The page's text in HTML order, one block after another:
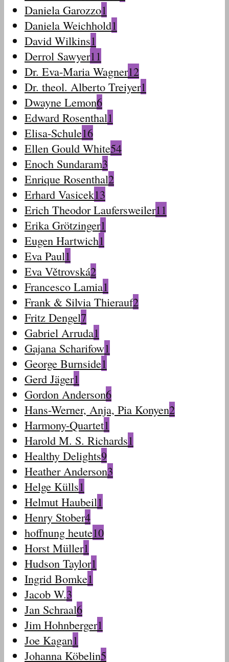
Daniela Garozzo1
Daniela Weichhold1
David Wilkins1
Derrol Sawyer11
Dr. Eva-Maria Wagner12
Dr. theol. Alberto Treiyer1
Dwayne Lemon6
Edward Rosenthal1
Elisa-Schule16
Ellen Gould White54
Enoch Sundaram3
Enrique Rosenthal2
Erhard Vasicek13
Erich Theodor Laufersweiler11
Erika Grötzinger1
Eugen Hartwich1
Eva Paul1
Eva Větrovská2
Francesco Lamia1
Frank & Silvia Thierauf2
Fritz Dengel7
Gabriel Arruda1
Gajana Scharifow1
George Burnside1
Gerd Jäger1
Gordon Anderson6
Hans-Werner, Anja, Pia Konyen2
Harmony-Quartet1
Harold M. S. Richards1
Healthy Delights9
Heather Anderson3
Helge Külls1
Helmut Haubeil1
Henry Stober4
hoffnung heute10
Horst Müller1
Hudson Taylor1
Ingrid Bomke1
Jacob W.3
Jan Schraal6
Jim Hohnberger1
Joe Kagan1
Johanna Köbelin5